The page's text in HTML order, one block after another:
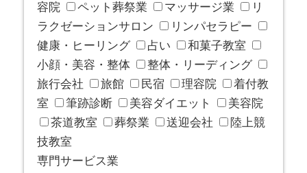
容院
ペット葬祭業 マッサージ業
リ
ラクゼーションサロン
リンパセラピー
健康・ヒーリング
占い
和菓子教室
小顔・美容・整体
整体・リーディング
旅行会社
旅館 民宿 理容院
着付教
室
筆跡診断 美容ダイエット
美容院
茶道教室
葬祭業 送迎会社
陸上競
技教室
専門サービス業